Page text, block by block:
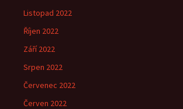
Listopad 2022
Říjen 2022
Září 2022
Srpen 2022
Červenec 2022
Červen 2022